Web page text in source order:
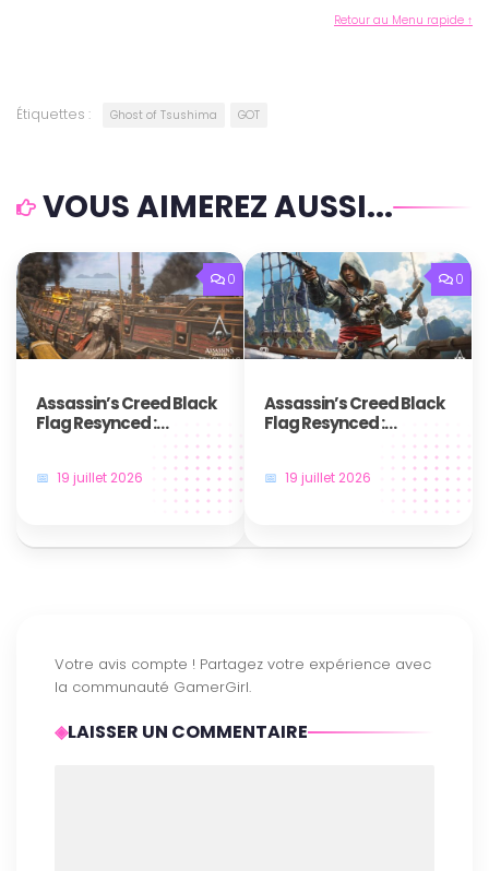
Retour au Menu rapide ↑
Étiquettes : Ghost of Tsushima GOT
VOUS AIMEREZ AUSSI...
0
Assassin’s Creed Black
Flag Resynced :
Comment obtenir le
trophée / succès Tiré
par les cheveux IV ?
19 juillet 2026
0
Assassin’s Creed Black
Flag Resynced :
Comment réussir le
trophée / succès
Pistolero ?
19 juillet 2026
LAISSER UN COMMENTAIRE